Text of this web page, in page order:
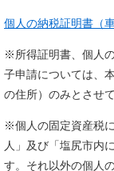
個人の納税証明書（
※所得証明書、個人
子申請については、
の住所）のみとさせ
※個人の固定資産税
人」及び「塩尻市内
す。それ以外の個人